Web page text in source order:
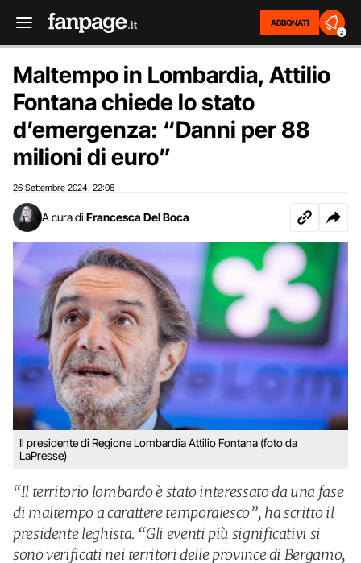
ABBONATI
2
Maltempo in Lombardia, Attilio
Fontana chiede lo stato
d’emergenza: “Danni per 88
milioni di euro”
26 Settembre 2024 22:06
A cura di Francesca Del Boca
Il presidente di Regione Lombardia Attilio Fontana (foto da
LaPresse)
“Il territorio lombardo è stato interessato da una fase
di maltempo a carattere temporalesco”, ha scritto il
presidente leghista. “Gli eventi più significativi si
sono verificati nei territori delle province di Bergamo,